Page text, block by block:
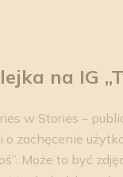
na IG
w Stories –
o zachęcenie
Może to być